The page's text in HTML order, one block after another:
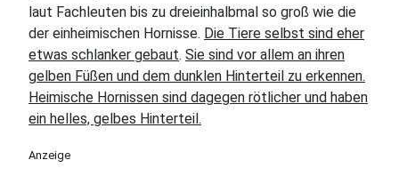
laut Fachleuten bis zu dreieinhalbmal so groß wie die
der einheimischen Hornisse. Die Tiere selbst sind eher
etwas schlanker gebaut. Sie sind vor allem an ihren
gelben Füßen und dem dunklen Hinterteil zu erkennen.
Heimische Hornissen sind dagegen rötlicher und haben
ein helles, gelbes Hinterteil.
Anzeige